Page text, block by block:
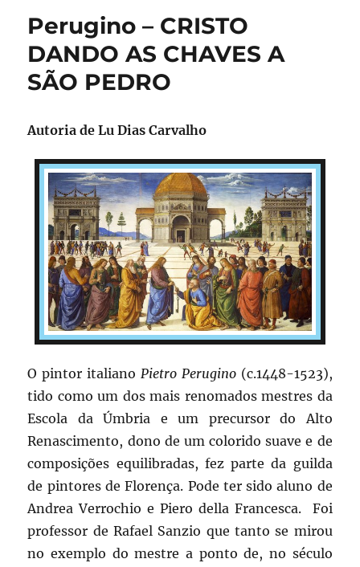
Perugino – CRISTO
DANDO AS CHAVES A
SÃO PEDRO
Autoria de Lu Dias Carvalho
O pintor italiano Pietro Perugino(c.1448-1523),
tido como um dos mais renomados mestres da
Escola da Úmbria e um precursor do Alto
Renascimento, dono de um colorido suave e de
composições equilibradas, fez parte da guilda
de pintores de Florença. Pode ter sido aluno de
Andrea Verrochio e Piero della Francesca. Foi
professor de Rafael Sanzio que tanto se mirou
no exemplo do mestre a ponto de, no século